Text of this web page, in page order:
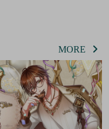
MORE